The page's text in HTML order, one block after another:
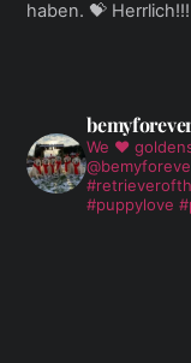
haben. 💝 Herrlich!!!
We ❤️
#puppylove